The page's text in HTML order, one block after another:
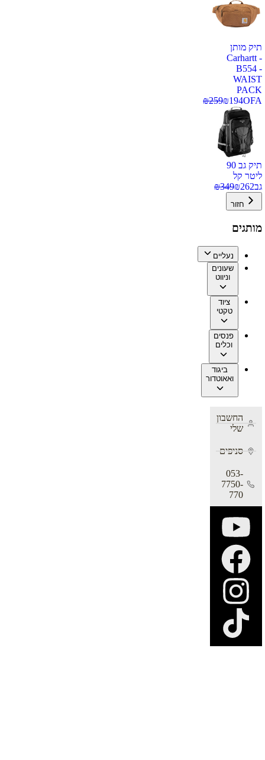
תיק מותן
Carhartt -
B554 -
WAIST
PACK
OFA
₪194
₪259
תיק גב 90
ליטר קל
גב
₪262
₪349
חזור
מותגים
נעליים
שעונים
וניווט
ציוד
טקטי
פנסים
וכלים
ביגוד
ואאוטדור
החשבון
שלי
סניפים
053-
7750-
770